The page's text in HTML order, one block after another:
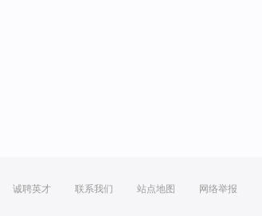
诚聘英才 联系我们 站点地图 网络举报